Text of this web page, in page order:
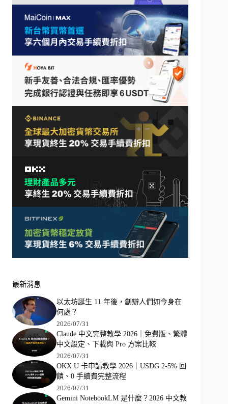
最新消息
以太坊誕生 11 年後，創辦人們如今身在
何處？
2026/07/31
Claude 中文完整教學 2026｜免費版、繁體
中文設定、下載與 Pro 方案比較
2026/07/31
OKX U 卡申請教學 2026｜USDG 2-5% 回
饋、0 手續費完整流程
2026/07/31
Gemini NotebookLM 是什麼？2026 中文教